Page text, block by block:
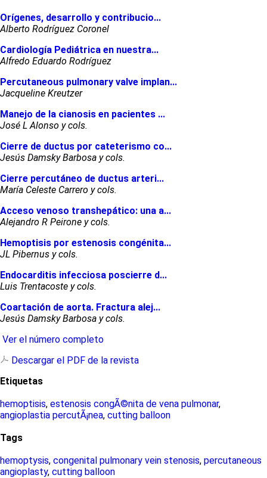
Orígenes, desarrollo y contribucio...
Alberto Rodríguez Coronel
Cardiología Pediátrica en nuestra...
Alfredo Eduardo Rodríguez
Percutaneous pulmonary valve implan...
Jacqueline Kreutzer
Manejo de la cianosis en pacientes ...
José L Alonso y cols.
Cierre de ductus por cateterismo co...
Jesús Damsky Barbosa y cols.
Cierre percutáneo de ductus arteri...
María Celeste Carrero y cols.
Acceso venoso transhepático: una a...
Alejandro R Peirone y cols.
Hemoptisis por estenosis congénita...
JL Pibernus y cols.
Endocarditis infecciosa poscierre d...
Luis Trentacoste y cols.
Coartación de aorta. Fractura alej...
Jesús Damsky Barbosa y cols.
Ver el número completo
Descargar el PDF de la revista
Etiquetas
hemoptisis, estenosis congÃ©nita de vena pulmonar,
angioplastia percutÃ¡nea, cutting balloon
Tags
hemoptysis, congenital pulmonary vein stenosis, percutaneous
angioplasty, cutting balloon